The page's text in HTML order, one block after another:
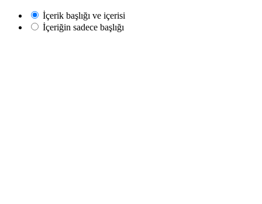
İçerik başlığı ve içerisi
İçeriğin sadece başlığı